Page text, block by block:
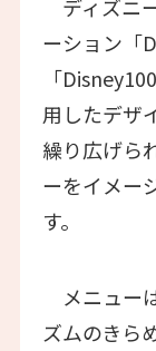
ディズニ
ーション「
「
用したデザ
繰り広げら
ーをイメー
す。
メニュー
ズムのきら